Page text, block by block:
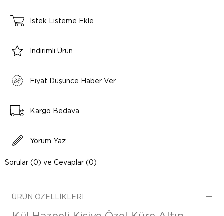
İstek Listeme Ekle
İndirimli Ürün
Fiyat Düşünce Haber Ver
Kargo Bedava
Yorum Yaz
Sorular (0) ve Cevaplar (0)
ÜRÜN ÖZELLIKLERI